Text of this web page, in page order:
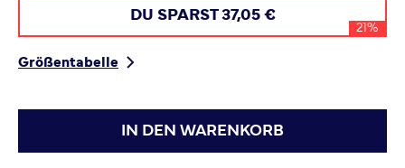
DU SPARST 37,05 €
21%
Größentabelle
IN DEN WARENKORB